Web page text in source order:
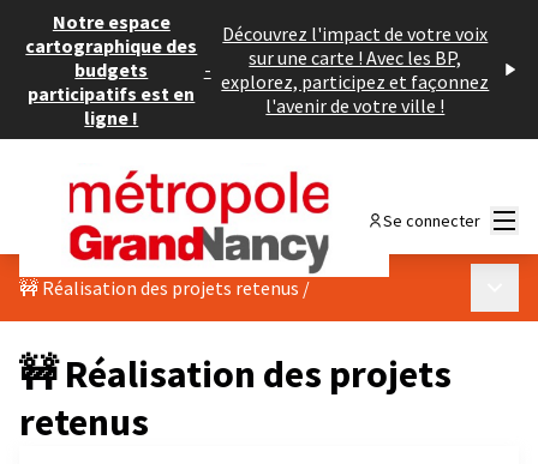
Notre espace
cartographique des
budgets
participatifs est en
ligne !
-
Découvrez l'impact de votre voix
sur une carte ! Avec les BP,
explorez, participez et façonnez
l'avenir de votre ville !
Se connecter
🚧 Réalisation des projets retenus /
🚧 Réalisation des projets
retenus